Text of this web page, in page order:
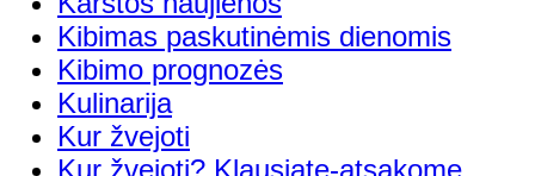
Kibimas paskutinėmis dienomis
Kibimo prognozės
Kulinarija
Kur žvejoti
Kur žvejoti? Klausiate-atsakome